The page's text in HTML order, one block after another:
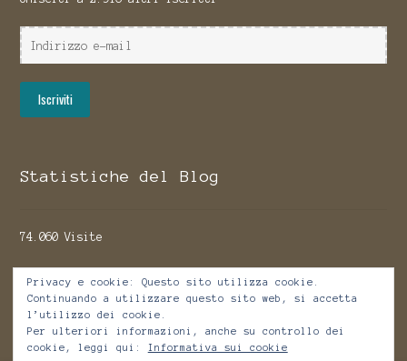
Privacy e cookie: Questo sito utilizza cookie.
Continuando a utilizzare questo sito web, si accetta
l’utilizzo dei cookie.
Per ulteriori informazioni, anche su controllo dei
cookie, leggi qui:
Informativa sui cookie
Indirizzo
e-
Iscriviti
Statistiche del Blog
74.060 Visite
© Harmakis Edizioni 2020
Built with Storefront & WooCommerce.